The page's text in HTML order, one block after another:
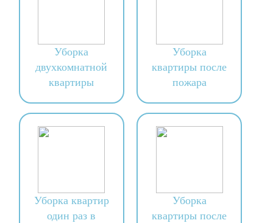
Уборка
двухкомнатной
квартиры
Уборка
квартиры после
пожара
Уборка квартир
один раз в
Уборка
квартиры после